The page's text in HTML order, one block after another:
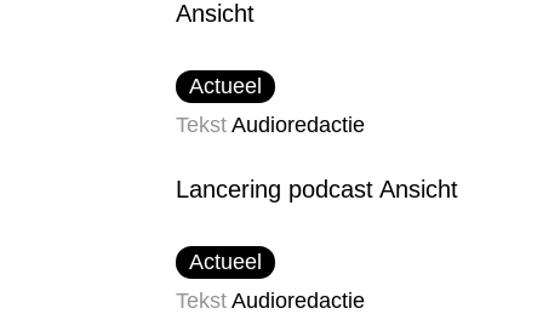
Ansicht
Actueel
Tekst Audioredactie
Lancering podcast Ansicht
Actueel
Tekst Audioredactie